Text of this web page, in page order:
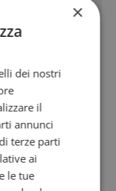
×
dei nostri
il
annunci
terze parti
ai
le tue